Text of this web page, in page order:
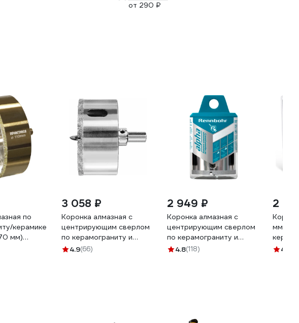
от 290 ₽
по
керамике
мм)
750
3 058 ₽
Коронка алмазная с
центрирующим сверлом
по керамограниту и
керамике 100 мм
4.9(66)
2 949 ₽
Коронка алмазная с
центрирующим сверлом
по керамограниту и
керамике RENNBOHR
4.8(118)
2
мм,
4.9